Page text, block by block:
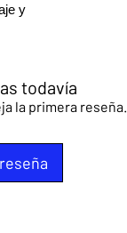
y
todavía
la primera reseña.